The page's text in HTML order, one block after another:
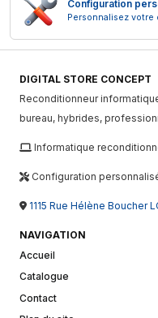
Configuration
Personnalisez
DIGITAL STORE CONCEPT
Reconditionneur
bureau, hybrides,
Informatique
Configuration
1115 Rue Hélène Boucher
NAVIGATION
Accueil
Catalogue
Contact